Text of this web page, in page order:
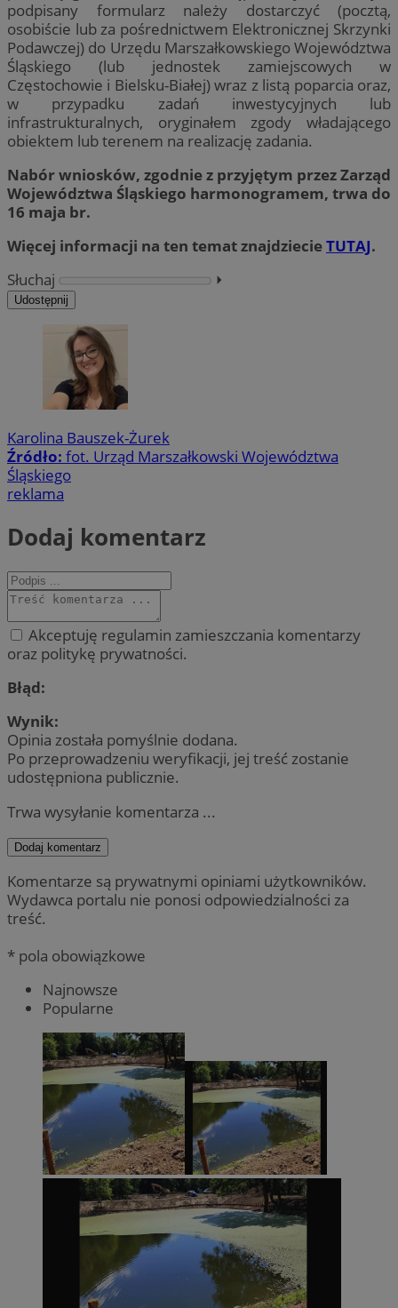
podpisany formularz należy dostarczyć (pocztą,
osobiście lub za pośrednictwem Elektronicznej Skrzynki
Podawczej) do Urzędu Marszałkowskiego Województwa
Śląskiego (lub jednostek zamiejscowych w
Częstochowie i Bielsku-Białej) wraz z listą poparcia oraz,
w przypadku zadań inwestycyjnych lub
infrastrukturalnych, oryginałem zgody władającego
obiektem lub terenem na realizację zadania.
Nabór wniosków, zgodnie z przyjętym przez Zarząd
Województwa Śląskiego harmonogramem, trwa do
16 maja br.
Więcej informacji na ten temat znajdziecieTUTAJ.
Słuchaj
⏵︎
Udostępnij
Karolina Bauszek-Żurek
Źródło: fot. Urząd Marszałkowski Województwa
Śląskiego
reklama
Dodaj komentarz
Akceptuję regulamin zamieszczania komentarzy
oraz politykę prywatności.
Błąd:
Wynik:
Opinia została pomyślnie dodana.
Po przeprowadzeniu weryfikacji, jej treść zostanie
udostępniona publicznie.
Trwa wysyłanie komentarza ...
Dodaj komentarz
Komentarze są prywatnymi opiniami użytkowników.
Wydawca portalu nie ponosi odpowiedzialności za
treść.
* pola obowiązkowe
Najnowsze
Popularne